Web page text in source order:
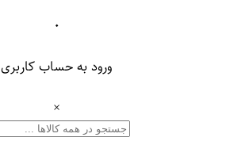
۰
ورود به حساب کاربری
×